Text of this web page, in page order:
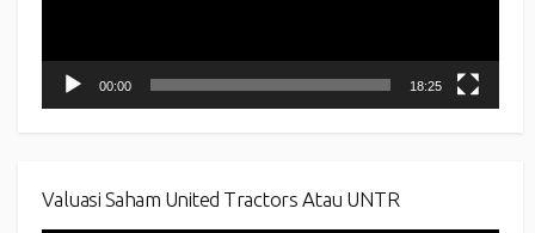
00:00 18:25
Valuasi Saham United Tractors Atau UNTR